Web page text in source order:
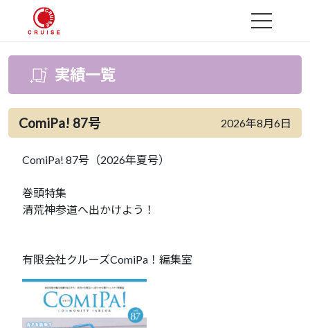
MENU
実績一覧
ComiPa! 87号 2026年8月6日
ComiPa! 87号（2026年夏号）
巻頭特集
清荒神参道へ出かけよう！
有限会社クルーズComiPa！編集室